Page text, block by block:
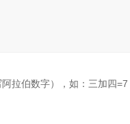
拉伯数字），如：三加四=7